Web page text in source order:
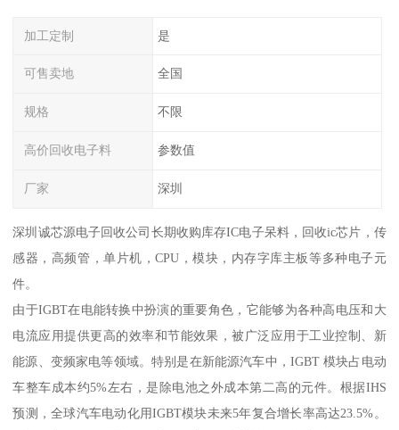
加工定制 是
可售卖地 全国
规格 不限
高价回收电子料 参数值
厂家 深圳
深圳诚芯源电子回收公司长期收购库存IC电子呆料，回收ic芯片，传
感器，高频管，单片机，CPU，模块，内存字库主板等多种电子元
件。
由于IGBT在电能转换中扮演的重要角色，它能够为各种高电压和大
电流应用提供更高的效率和节能效果，被广泛应用于工业控制、新
能源、变频家电等领域。特别是在新能源汽车中，IGBT 模块占电动
车整车成本约5%左右，是除电池之外成本第二高的元件。根据IHS
预测，全球汽车电动化用IGBT模块未来5年复合增长率高达23.5%。